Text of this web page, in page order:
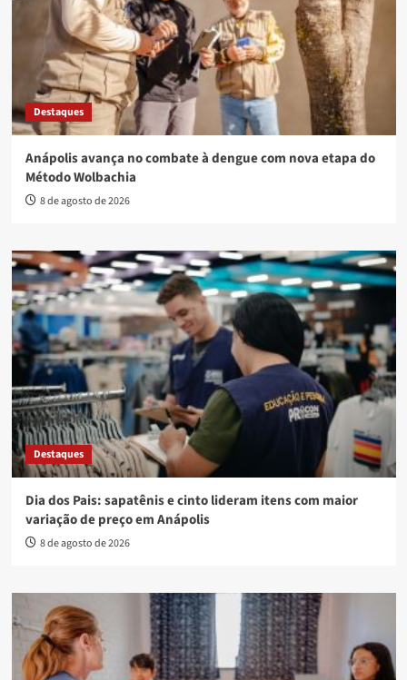
Destaques
Anápolis avança no combate à dengue com nova etapa do
Método Wolbachia
8 de agosto de 2026
Destaques
Dia dos Pais: sapatênis e cinto lideram itens com maior
variação de preço em Anápolis
8 de agosto de 2026